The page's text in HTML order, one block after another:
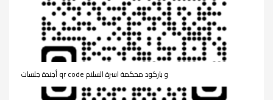
أجندة جلسات qr code و باركود محكمة اسرة السلام